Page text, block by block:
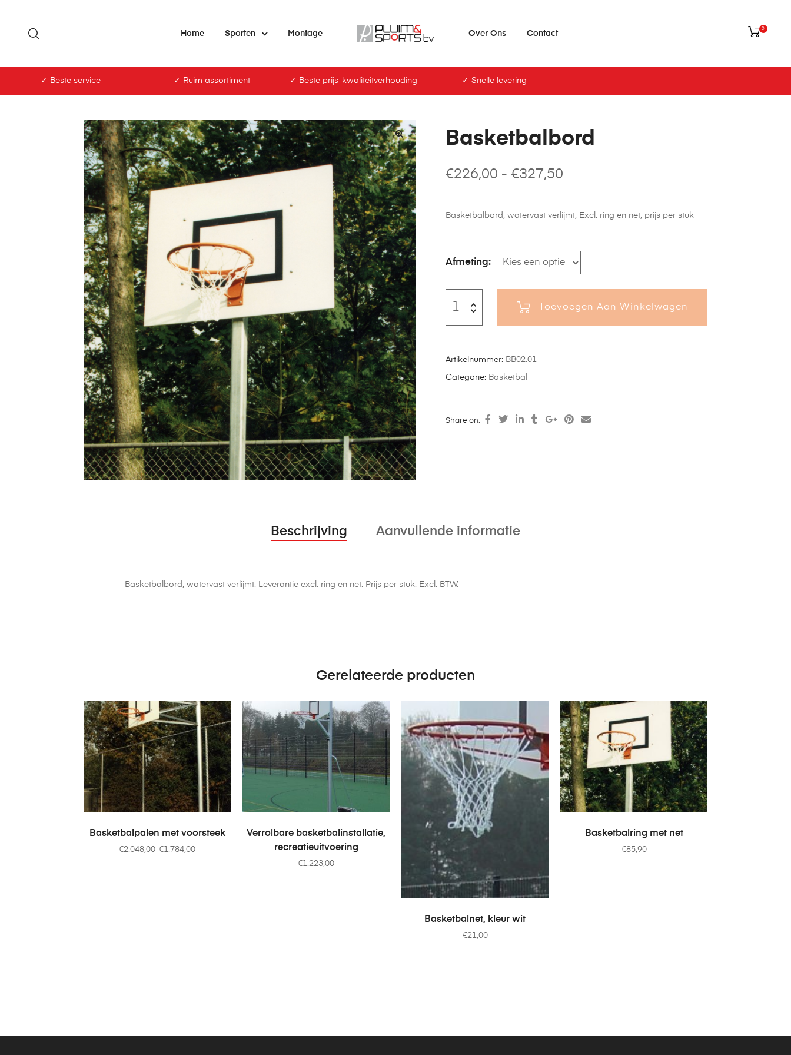
Home Sporten Montage Over Ons Contact
0
✓ Beste service ✓ Ruim assortiment ✓ Beste prijs-kwaliteitverhouding ✓ Snelle levering
Basketbalbord
€226,00 - €327,50
Basketbalbord, watervast verlijmt, Excl. ring en net, prijs per stuk
Afmeting
Toevoegen Aan Winkelwagen
Artikelnummer: BB02.01
Categorie: Basketbal
Share on:
Beschrijving Aanvullende informatie
Basketbalbord, watervast verlijmt. Leverantie excl. ring en net. Prijs per stuk. Excl. BTW.
Gerelateerde producten
OPTIES SELECTEREN
Basketbalpalen met voorsteek
€1.784,00
-
€2.048,00
TOEVOEGEN AAN WINKELWAGEN
Verrolbare basketbalinstallatie,
recreatieuitvoering
€1.223,00
TOEVOEGEN AAN WINKELWAGEN
Basketbalnet, kleur wit
€21,00
TOEVOEGEN AAN WINKELWAGEN
Basketbalring met net
€85,90